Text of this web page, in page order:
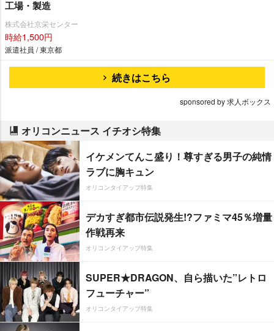
工場・製造
株式会社京栄センター
時給1,500円
派遣社員 / 東京都
続きはこちら
sponsored by 求人ボックス
オリコンニュース イチオシ特集
イケメンてんこ盛り！尊すぎる男子の純情
ラブに胸キュン
オリコンタイアップ特集
デカすぎ都市伝説発生!?ファミマ45％増量
作戦再来
オリコンタイアップ特集
SUPER★DRAGON、自ら描いた”レトロ
フューチャー”
オリコンタイアップ特集